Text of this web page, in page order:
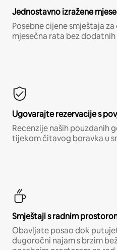
Jednostavno izražene
Posebne cijene smještaja
mjesečna rata bez
Ugovarajte rezervacije s
Recenzije naših pouzdanih
tijekom čitavog boravka u
Smještaji s radnim
Obavljate posao dok
dugoročni najam s brzim